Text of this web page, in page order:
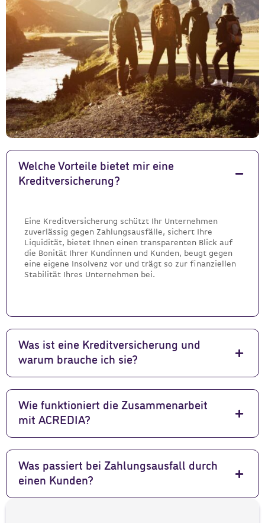
Welche Vorteile bietet mir eine
Kreditversicherung?
Eine Kreditversicherung schützt Ihr Unternehmen
zuverlässig gegen Zahlungsausfälle, sichert Ihre
Liquidität, bietet Ihnen einen transparenten Blick auf
die Bonität Ihrer Kundinnen und Kunden, beugt gegen
eine eigene Insolvenz vor und trägt so zur finanziellen
Stabilität Ihres Unternehmen bei.
Was ist eine Kreditversicherung und
warum brauche ich sie?
Wie funktioniert die Zusammenarbeit
mit ACREDIA?
Was passiert bei Zahlungsausfall durch
einen Kunden?